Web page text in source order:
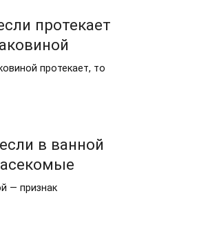
протекает
протекает, то
в ванной
— признак